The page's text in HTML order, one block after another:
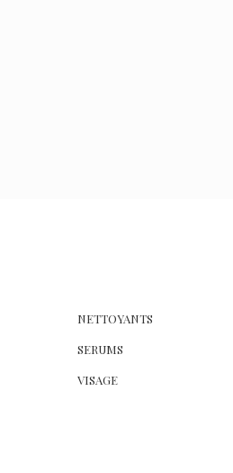
NETTOYANTS
SERUMS
VISAGE